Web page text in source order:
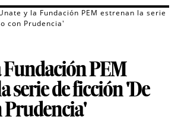
y la Fundación PEM estrenan la serie
con Prudencia'
Fundación PEM
serie de ficción 'De
Prudencia'